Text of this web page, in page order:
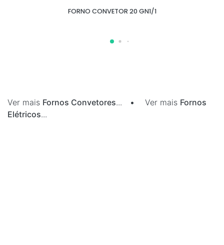
FORNO CONVETOR 20 GN1/1
Ver mais Fornos Convetores... • Ver mais Fornos
Elétricos...